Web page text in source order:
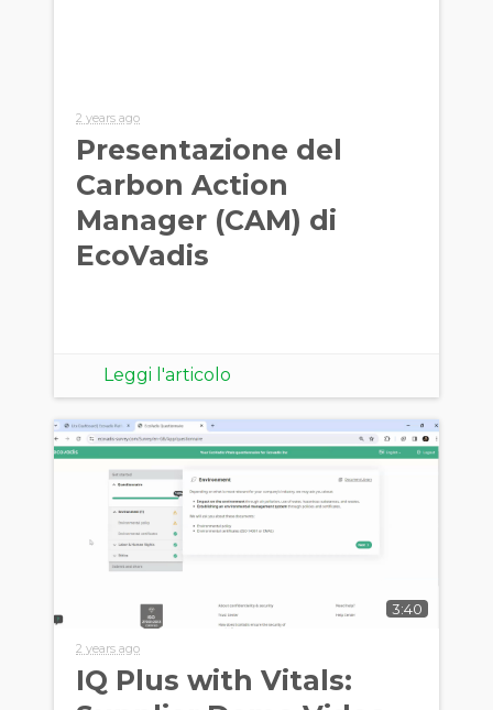
2 years ago
Presentazione del
Carbon Action
Manager (CAM) di
EcoVadis
Leggi l'articolo
3:40
2 years ago
IQ Plus with Vitals: